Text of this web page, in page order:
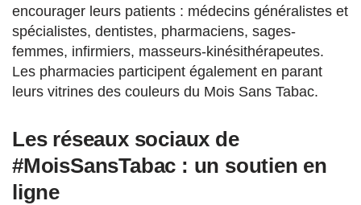
encourager leurs patients : médecins généralistes et
spécialistes, dentistes, pharmaciens, sages-
femmes, infirmiers, masseurs-kinésithérapeutes.
Les pharmacies participent également en parant
leurs vitrines des couleurs du Mois Sans Tabac.
Les réseaux sociaux de
#MoisSansTabac : un soutien en
ligne